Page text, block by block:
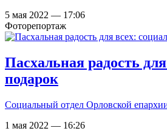
5 мая 2022 — 17:06
Фоторепортаж
Пасхальная радость
подарок
Социальный отдел Орловской
1 мая 2022 — 16:26